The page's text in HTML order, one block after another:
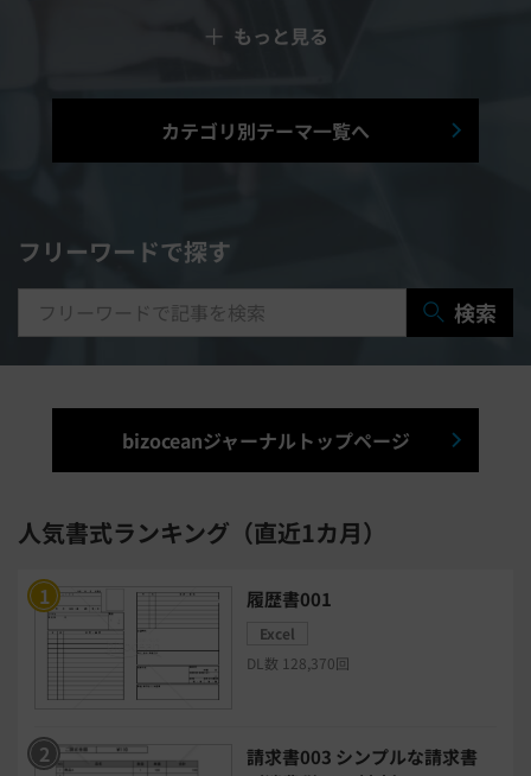
Web面接システム
シフト管理システム
契約書レビューシステム
研修システム 受付システム
出張管理システム 賃貸管理システム
入退室管理システム 福利厚生システム
チャットボットツール
セキュリティシステム
安否確認(総務)システム 経費精算システム
＋ もっと見る
カテゴリ別テーマ一覧へ
フリーワードで探す
検索
bizoceanジャーナルトップページ
人気書式ランキング（直近1カ月）
履歴書001
Excel
DL数 128,370回
請求書003 シンプルな請求書